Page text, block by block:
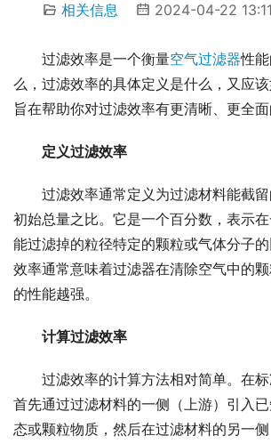
相关信息 2024-04-22 13:11
过滤效率是一个衡量空气过滤器性
么，过滤效率的具体定义是什么，又应
旨在帮助你对过滤效率有更清晰、更全面
定义过滤效率
过滤效率通常定义为过滤材料能截
初始总量之比。它是一个百分数，表示
能过滤掉的粒径特定的颗粒或气体分子
效率通常意味着过滤器在清除空气中的
的性能越强。
计算过滤效率
过滤效率的计算方法相对简单。在标
首先通过过滤材料的一侧（上游）引入
态或颗粒物质，然后在过滤材料的另一